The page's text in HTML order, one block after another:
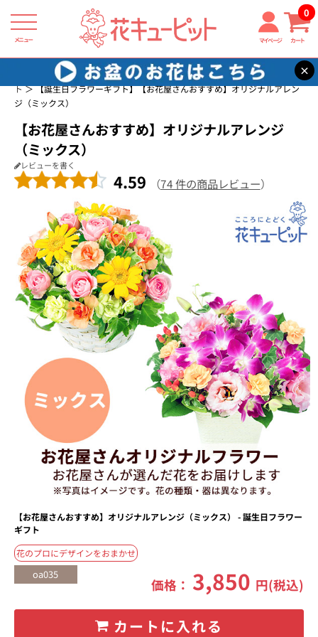
メニュー マイページ カート
0
×
花キューピット
誕生日に贈る花・花束・アレンジメントのフラワーギフ
ト
【誕生日フラワーギフト】【お花屋さんおすすめ】オリジナルアレン
ジ（ミックス）
【お花屋さんおすすめ】オリジナルアレンジ
（ミックス）
レビューを書く
4.59 （74 件の商品レビュー）
【お花屋さんおすすめ】オリジナルアレンジ（ミックス） - 誕生日フラワー
ギフト
花のプロにデザインをおまかせ
oa035
価格： 3,850 円(税込)
カートに入れる